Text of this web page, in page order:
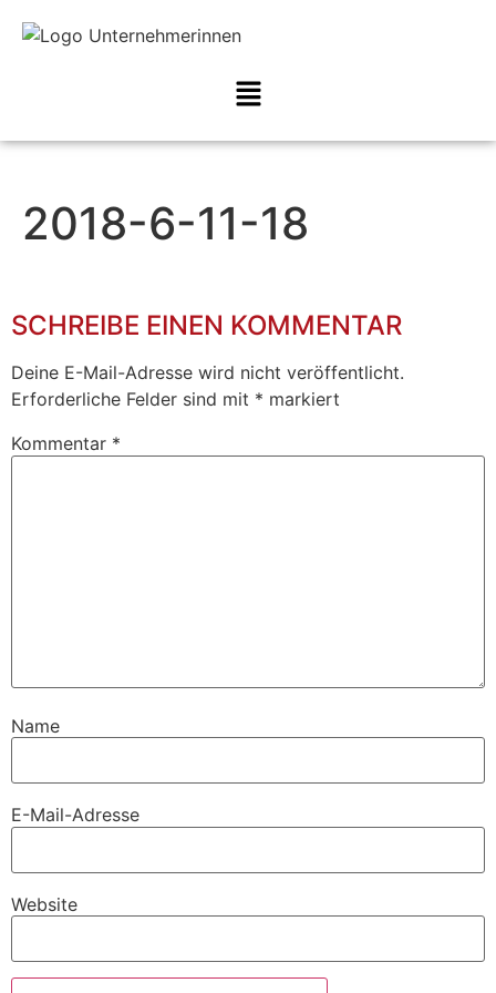
2018-6-11-18
SCHREIBE EINEN KOMMENTAR
Deine E-Mail-Adresse wird nicht veröffentlicht.
Erforderliche Felder sind mit * markiert
Kommentar *
Name
E-Mail-Adresse
Website